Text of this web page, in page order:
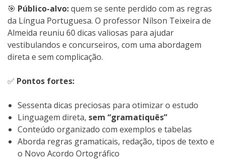
🎯 Público-alvo:quem se sente perdido com as regras
da Língua Portuguesa. O professor Nílson Teixeira de
Almeida reuniu 60 dicas valiosas para ajudar
vestibulandos e concurseiros, com uma abordagem
direta e sem complicação.
✅ Pontos fortes:
Sessenta dicas preciosas para otimizar o estudo
Linguagem direta, sem “gramatiquês”
Conteúdo organizado com exemplos e tabelas
Aborda regras gramaticais, redação, tipos de texto e
o Novo Acordo Ortográfico